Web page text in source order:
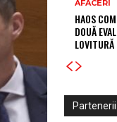
AFACERI
HAOS
DOUĂ